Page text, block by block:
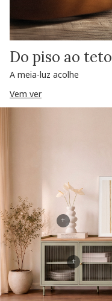
Do piso ao teto
A meia-luz acolhe
Vem ver
+
+